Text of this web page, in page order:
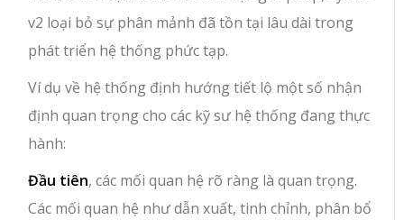
v2 loại bỏ sự phân mảnh đã tồn tại lâu dài trong
phát triển hệ thống phức tạp.
Ví dụ về hệ thống định hướng tiết lộ một số nhận
định quan trọng cho các kỹ sư hệ thống đang thực
hành:
Đầu tiên, các mối quan hệ rõ ràng là quan trọng.
Các mối quan hệ như dẫn xuất, tinh chỉnh, phân bổ